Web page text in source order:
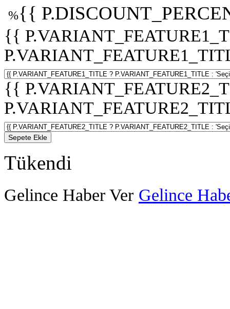
%{{
{{
{{
Sepete Ekle
Tükendi
Gelince Haber Ver Gelince